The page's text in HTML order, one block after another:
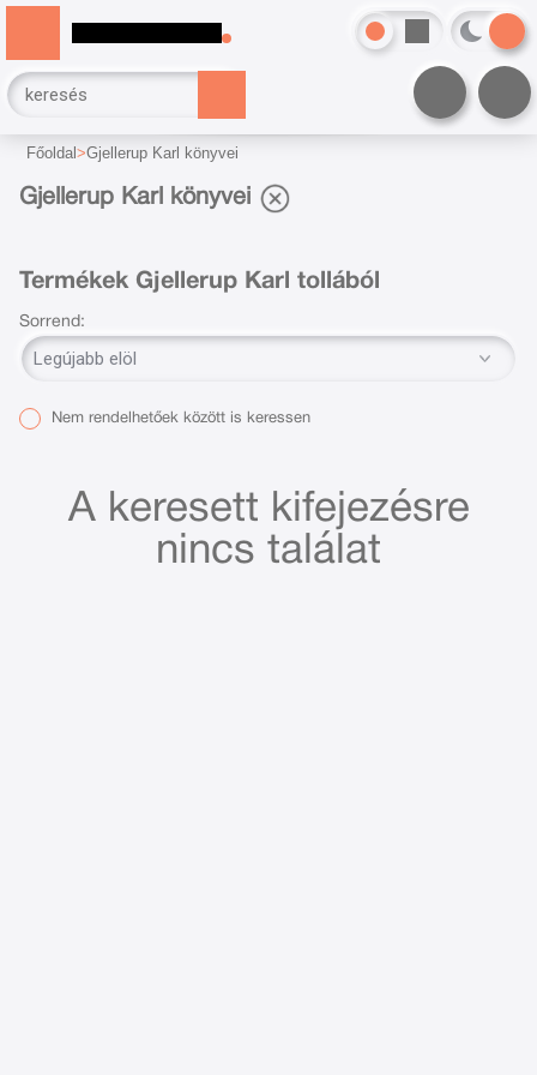
Főoldal Gjellerup Karl könyvei
Gjellerup Karl könyvei
Termékek Gjellerup Karl tollából
Sorrend:
Nem rendelhetőek között is keressen
A keresett kifejezésre
nincs találat